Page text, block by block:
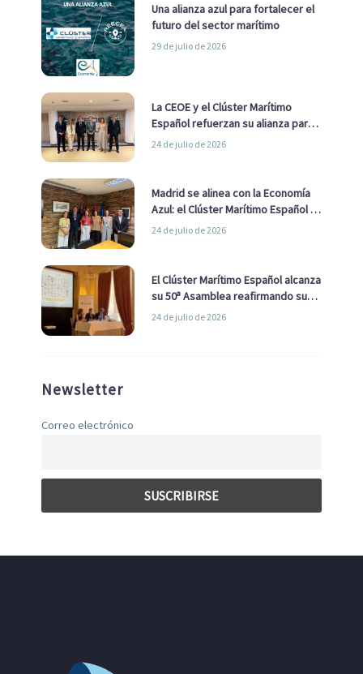
Una alianza azul para fortalecer el
futuro del sector marítimo
29 de julio de 2026
La CEOE y el Clúster Marítimo
Español refuerzan su alianza para
impulsar una estrategia Nacional
24 de julio de 2026
Madrid se alinea con la Economía
Azul: el Clúster Marítimo Español y
la Real Liga Naval avanzan alianzas
24 de julio de 2026
El Clúster Marítimo Español alcanza
su 50ª Asamblea reafirmando su
liderazgo en la Economía Azul
24 de julio de 2026
Newsletter
Correo electrónico